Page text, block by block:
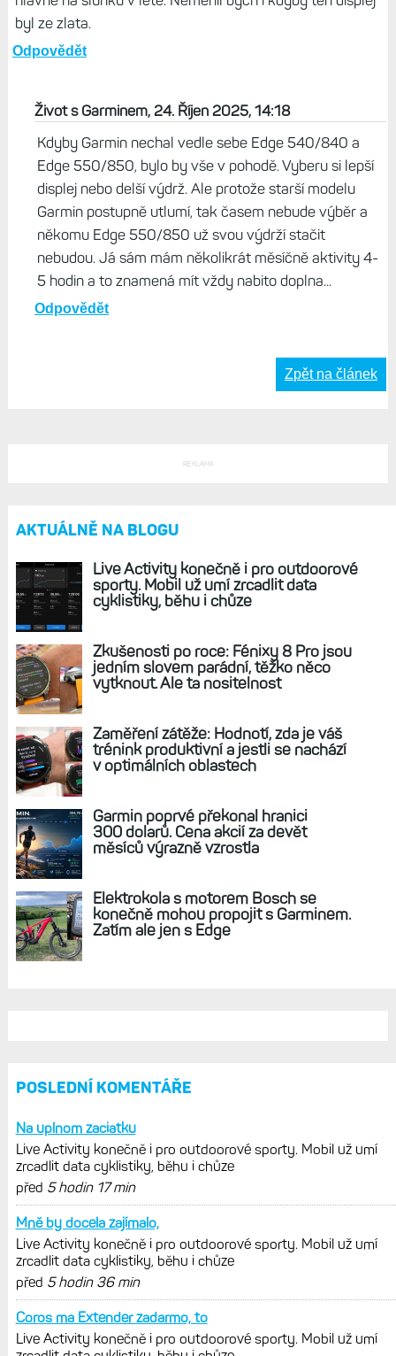
byl ze zlata.
Odpovědět
Život s Garminem, 24. Říjen 2025, 14:18
Kdyby Garmin nechal vedle sebe Edge 540/840 a
Edge 550/850, bylo by vše v pohodě. Vyberu si lepší
displej nebo delší výdrž. Ale protože starší modelu
Garmin postupně utlumí, tak časem nebude výběr a
někomu Edge 550/850 už svou výdrží stačit
nebudou. Já sám mám několikrát měsíčně aktivity 4-
5 hodin a to znamená mít vždy nabito doplna...
Odpovědět
Zpět na článek
REKLAMA
AKTUÁLNĚ NA BLOGU
sporty. Mobil už umí zrcadlit data
cyklistiky, běhu i chůze
jedním slovem parádní, těžko něco
vytknout. Ale ta nositelnost
Elektrokola s motorem Bosch se
konečně mohou propojit s Garminem.
Zatím ale jen s Edge